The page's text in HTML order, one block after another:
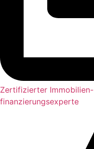
Zertifizierter Immobilien-
finanzierungsexperte